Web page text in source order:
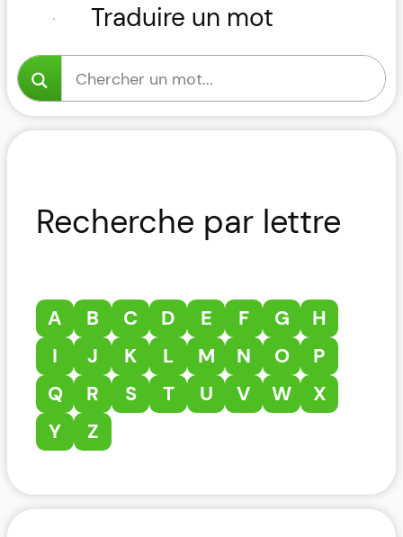
Traduire un mot
Recherche par lettre
A B C D E F G
H
I
J K L M N O
P
Q
R S T U V W
X
Y
Z